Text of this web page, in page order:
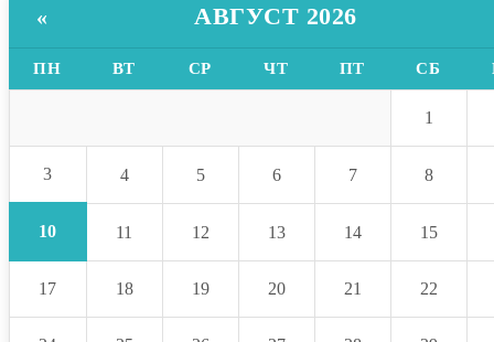
« АВГУСТ 2026
ПН ВТ СР ЧТ ПТ СБ
1
3 4 5 6 7 8
10 11 12 13 14 15
17 18 19 20 21 22